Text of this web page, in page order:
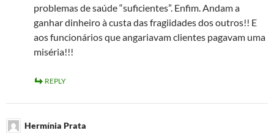
problemas de saúde “suficientes”. Enfim. Andam a
ganhar dinheiro à custa das fragiidades dos outros!! E
aos funcionários que angariavam clientes pagavam uma
miséria!!!
REPLY
Hermínia Prata